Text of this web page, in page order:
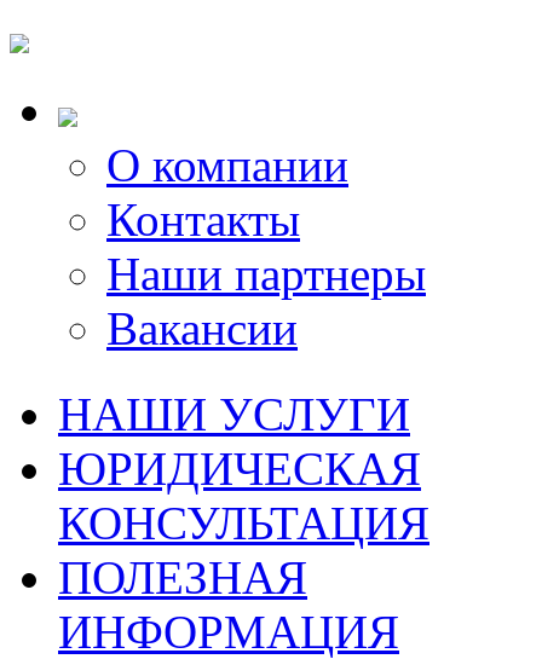
О компании
Контакты
Наши партнеры
Вакансии
НАШИ УСЛУГИ
ЮРИДИЧЕСКАЯ
КОНСУЛЬТАЦИЯ
ПОЛЕЗНАЯ
ИНФОРМАЦИЯ